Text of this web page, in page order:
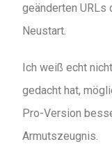
geänderten URLs
Neustart.
Ich weiß echt
gedacht hat,
Pro-Version
Armutszeugnis.